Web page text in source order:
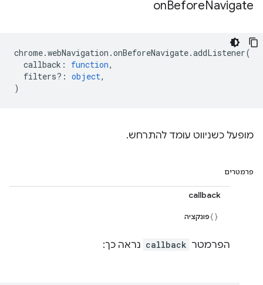
onBeforeNavigate
chrome.webNavigation .onBeforeNavigate.addListener(
callback : function,
filters? : object,
)
מופעל כשניווט עומד להתרחש.
פרמטרים
callback
פונקציה
הפרמטר callback נראה כך: